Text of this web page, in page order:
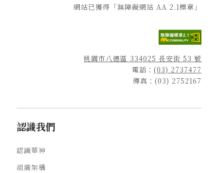
網站已獲得「無障礙網站 AA 2.1標章」
桃園市八德區 334025 長安街 53 號
電話：(03) 2737477
傳真：(03) 2752167
認識我們
認識華神
組織架構